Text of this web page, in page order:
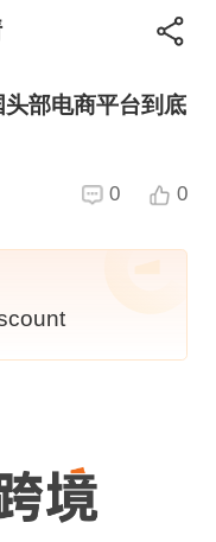
部电商平台到底
0 0